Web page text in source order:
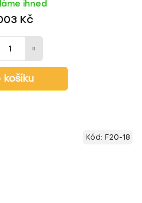
ihned
Kč
košíku
Kód: F20-18